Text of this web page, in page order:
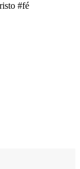
#fé